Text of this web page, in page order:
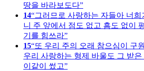
땅을 바라보도다
14 그러므로 사랑하는 자들아 너
니 주 앞에서 점도 없고 흠도 없이
기를 힘쓰라
15 또 우리 주의 오래 참으심이 구
우리 사랑하는 형제 바울도 그 받은
이같이 썼고